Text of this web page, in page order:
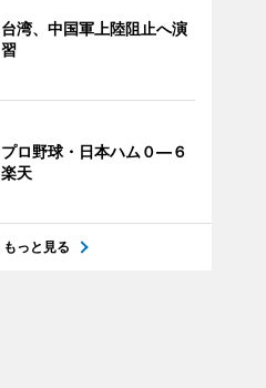
台湾、中国軍上陸阻止へ演
習
プロ野球・日本ハム０―６
楽天
もっと見る